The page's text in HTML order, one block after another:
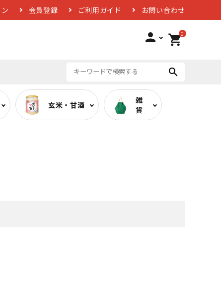
会員登録 ご利用ガイド お問い合わせ
person 0
shopping_cart
search
玄米・甘酒
雑
貨